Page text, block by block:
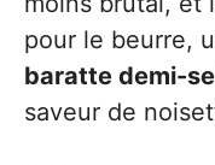
pour le beurre,
baratte demi-
saveur de